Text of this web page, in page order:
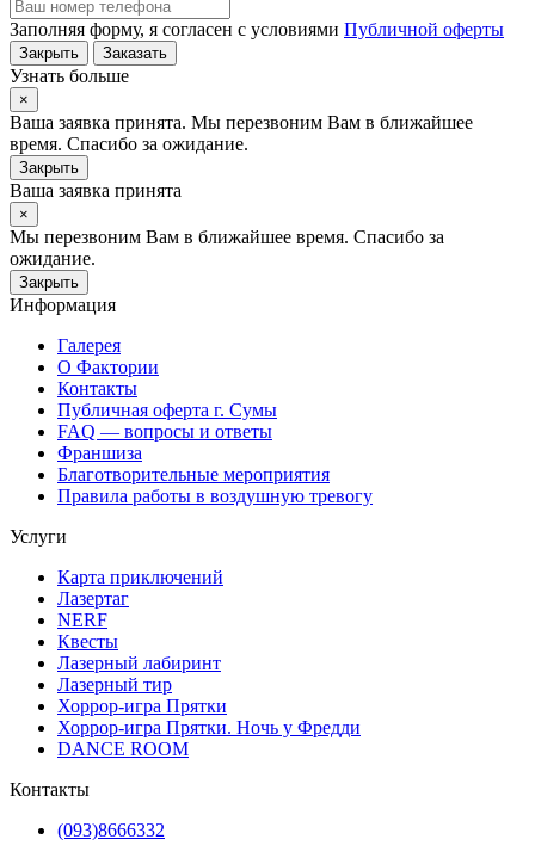
Заполняя форму, я согласен с условиями Публичной оферты
Закрыть Заказать
Узнать больше
×
Ваша заявка принята. Мы перезвоним Вам в ближайшее
время. Спасибо за ожидание.
Закрыть
Ваша заявка принята
×
Мы перезвоним Вам в ближайшее время. Спасибо за
ожидание.
Закрыть
Информация
Галерея
О Фактории
Контакты
Публичная оферта г. Сумы
FAQ — вопросы и ответы
Франшиза
Благотворительные мероприятия
Правила работы в воздушную тревогу
Услуги
Карта приключений
Лазертаг
NERF
Квесты
Лазерный лабиринт
Лазерный тир
Хоррор-игра Прятки
Хоррор-игра Прятки. Ночь у Фредди
DANCE ROOM
Контакты
(093)8666332